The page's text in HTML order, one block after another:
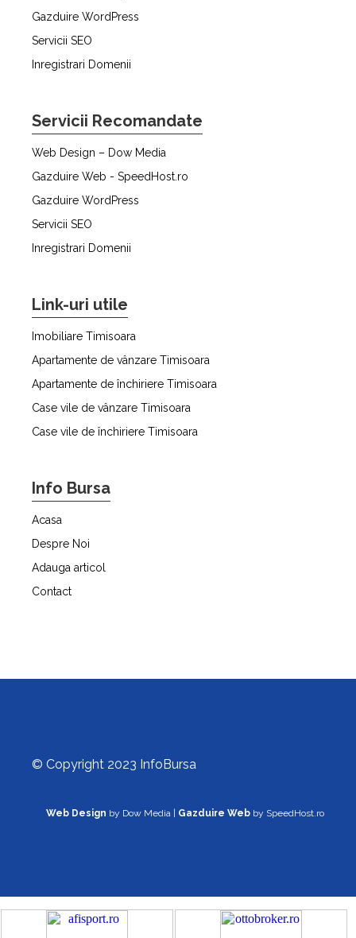
Gazduire WordPress
Servicii SEO
Inregistrari Domenii
Servicii Recomandate
Web Design – Dow Media
Gazduire Web - SpeedHost.ro
Gazduire WordPress
Servicii SEO
Inregistrari Domenii
Link-uri utile
Imobiliare Timisoara
Apartamente de vânzare Timisoara
Apartamente de închiriere Timisoara
Case vile de vânzare Timisoara
Case vile de închiriere Timisoara
Info Bursa
Acasa
Despre Noi
Adauga articol
Contact
© Copyright 2023 InfoBursa
Web Design by Dow Media | Gazduire Web by SpeedHost.ro